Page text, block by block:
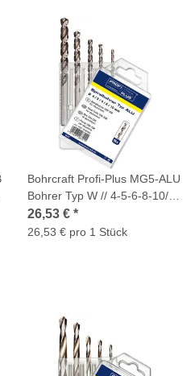
Bohrcraft Profi-Plus MG5-ALU
Bohrer Typ W // 4-5-6-8-10/5-
tlg.
26,53 € *
26,53 € pro 1 Stück